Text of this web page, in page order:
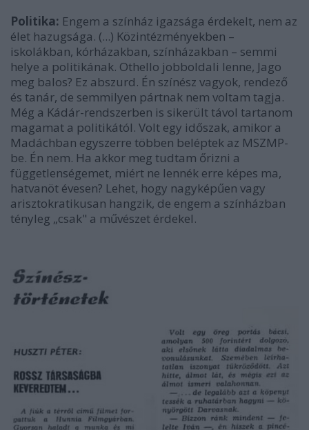
Politika: Engem a színház igazsága érdekelt, nem az
élet hazugsága. (...) Közintézményekben –
iskolákban, kórházakban, színházakban – semmi
helye a politikának. Othello jobboldali lenne, Jago
meg balos? Ez abszurd. Én színész vagyok, rendező
és tanár, de semmilyen pártnak nem voltam tagja.
Még a Kádár-rendszerben is sikerült távol tartanom
magamat a politikától. Volt egy időszak, amikor a
Madáchban egyszerre többen beléptek az MSZMP-
be. Én nem. Ha akkor meg tudtam őrizni a
függetlenségemet, miért ne lennék erre képes ma,
hatvanöt évesen? Lehet, hogy nagyképűen vagy
arisztokratikusan hangzik, de engem a színházban
tényleg „csak" a művészet érdekel.